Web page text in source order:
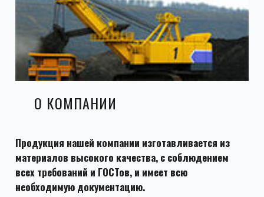
О КОМПАНИИ
Продукция нашей компании изготавливается из
материалов высокого качества, с соблюдением
всех требований и ГОСТов, и имеет всю
необходимую документацию.